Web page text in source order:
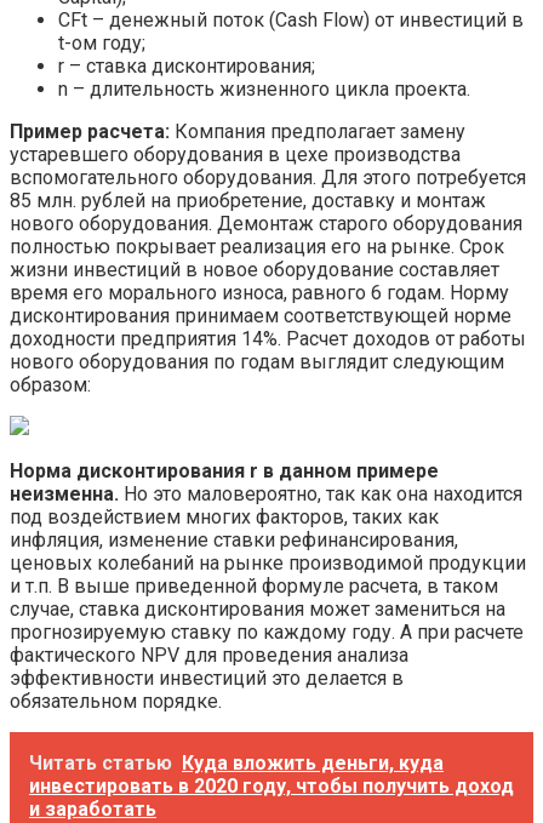
CFt – денежный поток (Cash Flow) от инвестиций в
t-ом году;
r – ставка дисконтирования;
n – длительность жизненного цикла проекта.
Пример расчета: Компания предполагает замену
устаревшего оборудования в цехе производства
вспомогательного оборудования. Для этого потребуется
85 млн. рублей на приобретение, доставку и монтаж
нового оборудования. Демонтаж старого оборудования
полностью покрывает реализация его на рынке. Срок
жизни инвестиций в новое оборудование составляет
время его морального износа, равного 6 годам. Норму
дисконтирования принимаем соответствующей норме
доходности предприятия 14%. Расчет доходов от работы
нового оборудования по годам выглядит следующим
образом:
Норма дисконтирования r в данном примере
неизменна. Но это маловероятно, так как она находится
под воздействием многих факторов, таких как
инфляция, изменение ставки рефинансирования,
ценовых колебаний на рынке производимой продукции
и т.п. В выше приведенной формуле расчета, в таком
случае, ставка дисконтирования может замениться на
прогнозируемую ставку по каждому году. А при расчете
фактического NPV для проведения анализа
эффективности инвестиций это делается в
обязательном порядке.
Читать статью Куда вложить деньги, куда
инвестировать в 2020 году, чтобы получить доход
и заработать